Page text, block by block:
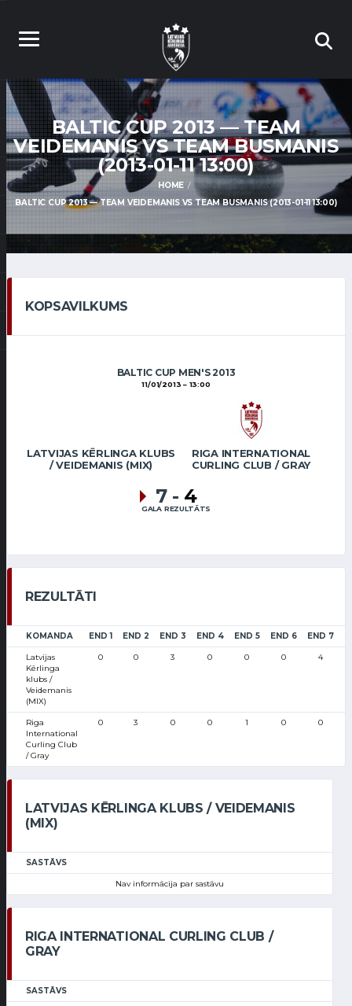
BALTIC CUP 2013 — TEAM
VEIDEMANIS VS TEAM BUSMANIS
(2013-01-11 13:00)
HOME
BALTIC CUP 2013 — TEAM VEIDEMANIS VS TEAM BUSMANIS (2013-01-11 13:00)
KOPSAVILKUMS
BALTIC CUP MEN'S 2013
11/01/2013 13:00
LATVIJAS KĒRLINGA KLUBS
/ VEIDEMANIS (MIX)
RIGA INTERNATIONAL
CURLING CLUB / GRAY
7 - 4
GALA REZULTĀTS
REZULTĀTI
KOMANDA END 1 END 2 END 3 END 4 END 5 END 6 END 7
Latvijas
Kērlinga
klubs /
Veidemanis
(MIX)
0 0 3 0 0 0 4
Riga
International
Curling Club
/ Gray
0 3 0 0 1 0 0
LATVIJAS KĒRLINGA KLUBS / VEIDEMANIS
(MIX)
SASTĀVS
Nav informācija par sastāvu
RIGA INTERNATIONAL CURLING CLUB /
GRAY
SASTĀVS